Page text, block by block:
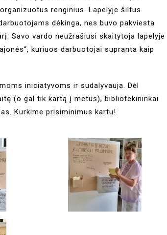
renginius. Lapelyje šiltus
dėkinga, nes buvo pakviesta
Savo vardo neužrašiusi skaitytoja lapelyje
kuriuos darbuotojai supranta kaip
iniciatyvoms ir sudalyvauja. Dėl
(o gal tik kartą į metus), bibliotekininkai
Kurkime prisiminimus kartu!